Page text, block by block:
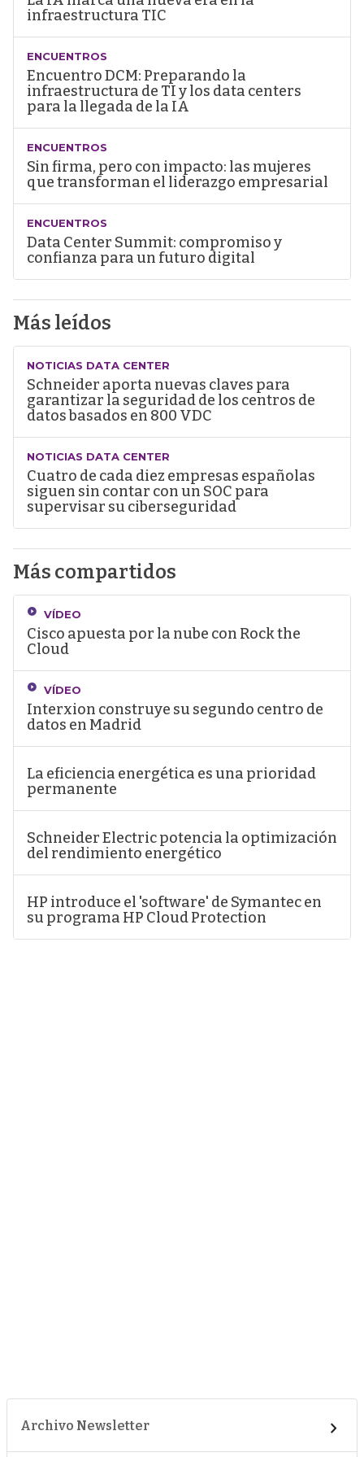
infraestructura TIC
ENCUENTROS
Encuentro DCM: Preparando la
infraestructura de TI y los data centers
para la llegada de la IA
ENCUENTROS
Sin firma, pero con impacto: las mujeres
que transforman el liderazgo empresarial
ENCUENTROS
Data Center Summit: compromiso y
confianza para un futuro digital
Más leídos
NOTICIAS DATA CENTER
Schneider aporta nuevas claves para
garantizar la seguridad de los centros de
datos basados en 800 VDC
NOTICIAS DATA CENTER
Cuatro de cada diez empresas españolas
siguen sin contar con un SOC para
supervisar su ciberseguridad
Más compartidos
VÍDEO
Cisco apuesta por la nube con Rock the
Cloud
VÍDEO
Interxion construye su segundo centro de
datos en Madrid
La eficiencia energética es una prioridad
permanente
Schneider Electric potencia la optimización
del rendimiento energético
HP introduce el 'software' de Symantec en
su programa HP Cloud Protection
Archivo Newsletter